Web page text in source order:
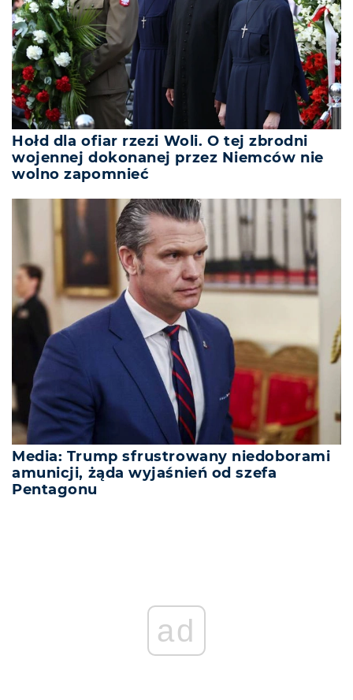
Hołd dla ofiar rzezi Woli. O tej zbrodni
wojennej dokonanej przez Niemców nie
wolno zapomnieć
Media: Trump sfrustrowany niedoborami
amunicji, żąda wyjaśnień od szefa
Pentagonu
ad